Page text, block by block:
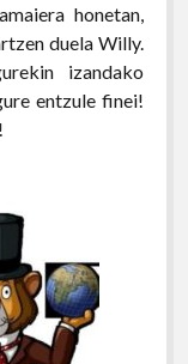
honetan,
duela Willy.
izandako
entzule finei!